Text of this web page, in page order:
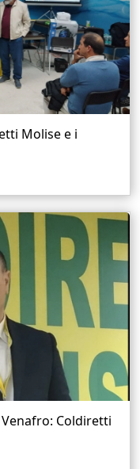
Molise e i
Coldiretti